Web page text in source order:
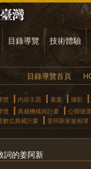
目錄導覽 技術體驗
目錄導覽首頁
覽 內容主題 書畫 攝影
覽 典藏機構與計畫 公開徵
數位典藏計畫
姜阿新家族相簿
詞的姜阿新